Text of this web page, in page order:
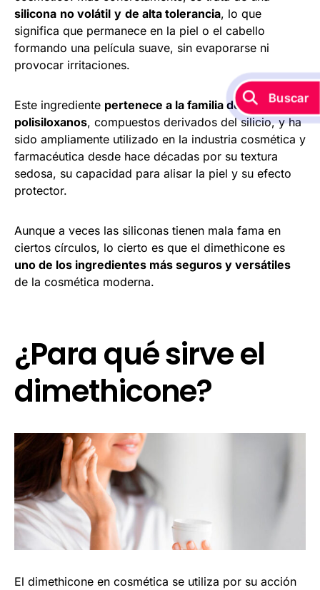
silicona no volátil y de alta tolerancia, lo que
significa que permanece en la piel o el cabello
formando una película suave, sin evaporarse ni
provocar irritaciones.
Este ingrediente pertenece a la familia de los
polisiloxanos, compuestos derivados del silicio, y ha
sido ampliamente utilizado en la industria cosmética y
farmacéutica desde hace décadas por su textura
sedosa, su capacidad para alisar la piel y su efecto
protector.
Aunque a veces las siliconas tienen mala fama en
ciertos círculos, lo cierto es que el dimethicone es
uno de los ingredientes más seguros y versátiles
de la cosmética moderna.
¿Para qué sirve el
dimethicone?
El dimethicone en cosmética se utiliza por su acción
Buscar